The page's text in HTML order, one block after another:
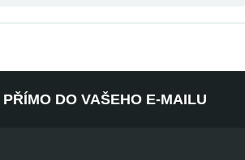
DO VAŠEHO E-MAILU